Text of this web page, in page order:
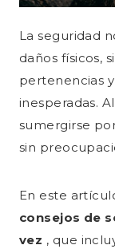
La seguridad
daños físicos,
pertenencias
inesperadas.
sumergirse
sin
En este
consejos de
vez , que